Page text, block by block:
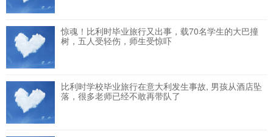
惊魂！比利时毕业旅行又出事，载70名学生的大巴撞
树，五人受轻伤，师生受惊吓
比利时学校毕业旅行在意大利发生事故, 男孩从酒店坠
落，很多老师已经不敢再带队了